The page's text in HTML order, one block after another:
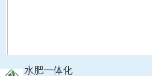
水肥一体化